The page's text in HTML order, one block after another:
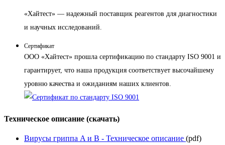
«Хайтест» — надежный поставщик реагентов для диагностики
и научных исследований.
Сертификат
ООО «Хайтест» прошла сертификацию по стандарту ISO 9001 и
гарантирует, что наша продукция соответствует высочайшему
уровню качества и ожиданиям наших клиентов.
Техническое описание (скачать)
Вирусы гриппа A и B - Техническое описание (pdf)